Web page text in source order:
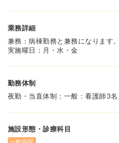
業務詳細
兼務：病棟勤務と兼務になります。
実施曜日：月・水・金
勤務体制
夜勤・当直体制：一般：看護師3
施設形態・診療科目